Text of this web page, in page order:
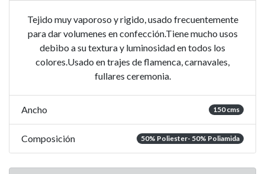
Tejido muy vaporoso y rigido, usado frecuentemente
para dar volumenes en confección.Tiene mucho usos
debibo a su textura y luminosidad en todos los
colores.Usado en trajes de flamenca, carnavales,
fullares ceremonia.
Ancho 150 cms
Composición 50% Poliester- 50% Poliamida